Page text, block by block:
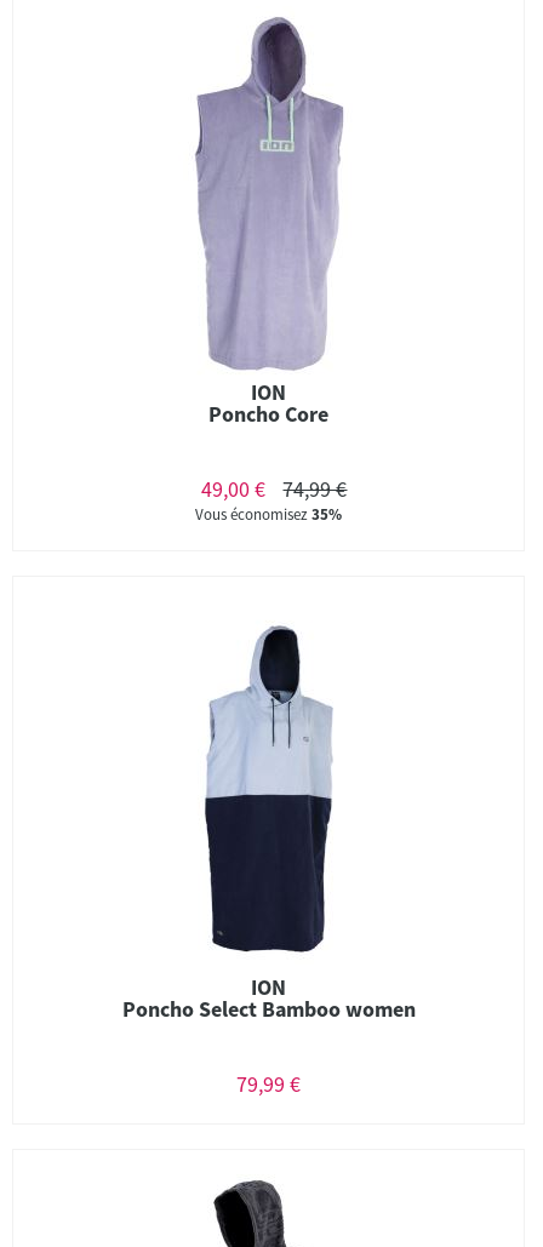
ION
Poncho Core
49,00 € 74,99 €
Vous économisez35%
ION
Poncho Select Bamboo women
79,99 €